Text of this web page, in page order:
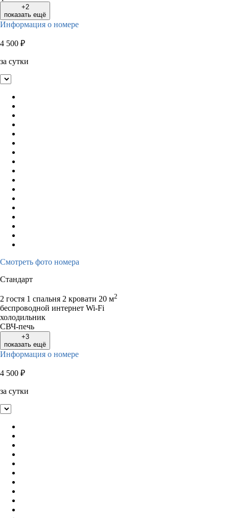
+2
показать ещё
Информация о номере
4 500 ₽
за сутки
Смотреть фото номера
Стандарт
2 гостя 1 спальня 2 кровати 20 м2
беспроводной интернет Wi-Fi
холодильник
СВЧ-печь
+3
показать ещё
Информация о номере
4 500 ₽
за сутки